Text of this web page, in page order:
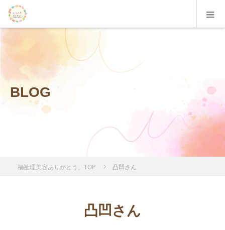
BLOG
福祉理美容ありがとう。TOP 凸凹さん
凸凹さん